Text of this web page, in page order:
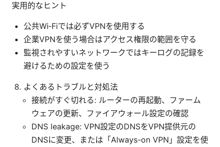
実用的なヒント
公共Wi‑Fiでは必ずVPNを使用する
企業VPNを使う場合はアクセス権限の範囲を守る
監視されやすいネットワークではキーログの記録を
避けるための設定を使う
よくあるトラブルと対処法
接続がすぐ切れる: ルーターの再起動、ファーム
ウェアの更新、ファイアウォール設定の確認
DNS leakage: VPN設定のDNSをVPN提供元の
DNSに変更、または「Always-on VPN」設定を使